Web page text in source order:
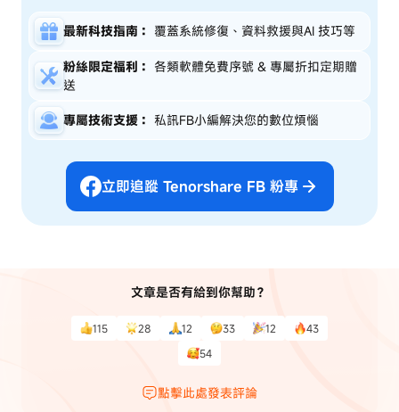
最新科技指南： 覆蓋系統修復、資料救援與AI 技巧等
粉絲限定福利： 各類軟體免費序號 & 專屬折扣定期贈
送
專屬技術支援： 私訊FB小編解決您的數位煩惱
立即追蹤 Tenorshare FB 粉專
文章是否有給到你幫助？
115 28 12 33 12
43
54
點擊此處發表評論